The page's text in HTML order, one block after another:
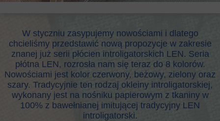
W styczniu zasypujemy nowościami i dlatego
chcieliśmy przedstawić nową propozycje w zakresie
znanej już serii płócien introligatorskich LEN. Seria
płótna LEN, rozrosła nam się teraz do 8 kolorów.
Nowościami jest kolor czerwony, beżowy, zielony oraz
szary. Tradycyjnie ten rodzaj okleiny introligatorskiej,
wykonany jest na nośniku papierowym z tkaniny w
100% z bawełnianej imitującej tradycyjny LEN
introligatorski.